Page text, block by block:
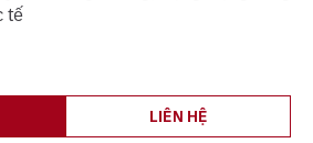
tế
LIÊN HỆ